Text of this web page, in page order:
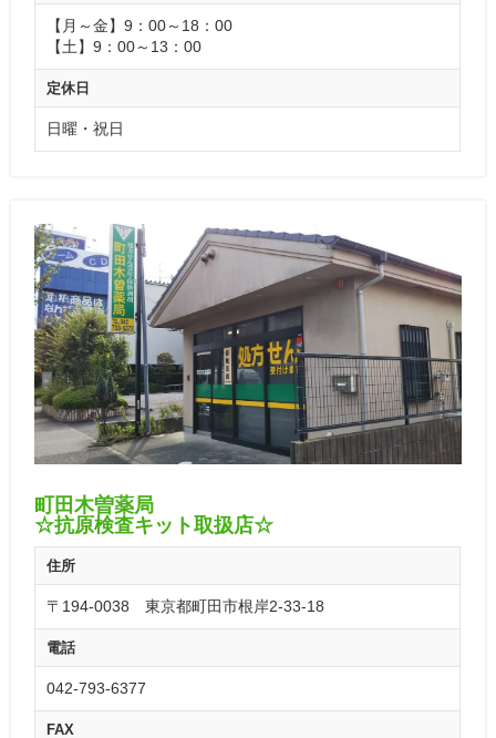
【月～金】9：00～18：00
【土】9：00～13：00
定休日
日曜・祝日
町田木曽薬局
☆抗原検査キット取扱店☆
住所
〒194-0038 東京都町田市根岸2-33-18
電話
042-793-6377
FAX